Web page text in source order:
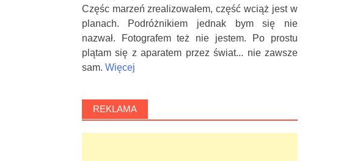
Częśc marzeń zrealizowałem, część wciąż jest w
planach. Podróżnikiem jednak bym się nie
nazwał. Fotografem też nie jestem. Po prostu
plątam się z aparatem przez świat... nie zawsze
sam. Więcej
REKLAMA